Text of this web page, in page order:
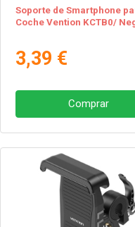
Soporte de Smartphone
Coche Vention KCTB0/
3,39 €
Comprar